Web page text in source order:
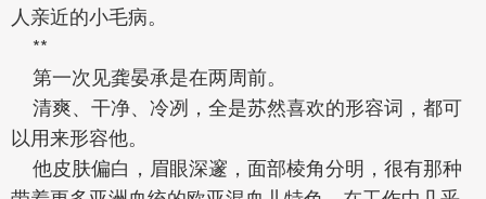
人亲近的小毛病。
**
第一次见龚晏承是在两周前。
清爽、干净、冷冽，全是苏然喜欢的形容词，都可
以用来形容他。
他皮肤偏白，眉眼深邃，面部棱角分明，很有那种